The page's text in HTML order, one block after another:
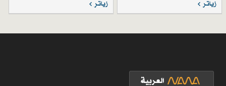
زیاتر زیاتر